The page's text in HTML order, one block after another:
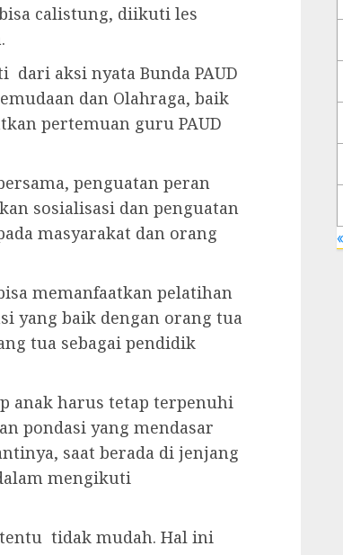
calistung, diikuti les
dari aksi nyata Bunda PAUD
dan Olahraga, baik
pertemuan guru PAUD
penguatan peran
sosialisasi dan penguatan
masyarakat dan orang
memanfaatkan pelatihan
yang baik dengan orang tua
tua sebagai pendidik
anak harus tetap terpenuhi
pondasi yang mendasar
saat berada di jenjang
mengikuti
tidak mudah. Hal ini